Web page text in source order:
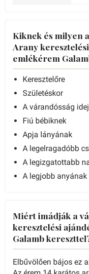
Kiknek és milyen
Arany
emlékérem
Keresztelőre
Születéskor
A várandósság
Fiú bébiknek
Apja lányának
A legelragadóbb
A legizgatottabb
A legjobb anyának
Miért imádják a
keresztelési
Galamb
Elbűvölően bájos ez